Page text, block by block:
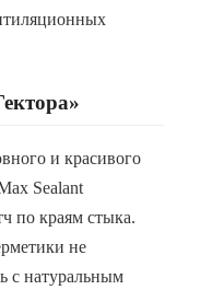
и красивого
Sealant
по краям стыка.
не
с натуральным